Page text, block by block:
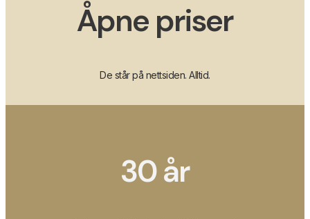
Åpne priser
De står på nettsiden. Alltid.
30 år